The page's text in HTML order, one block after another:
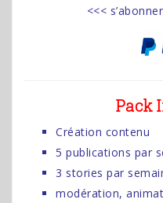
<<<
Pack
Création contenu
5 publications par
3 stories par
modération,